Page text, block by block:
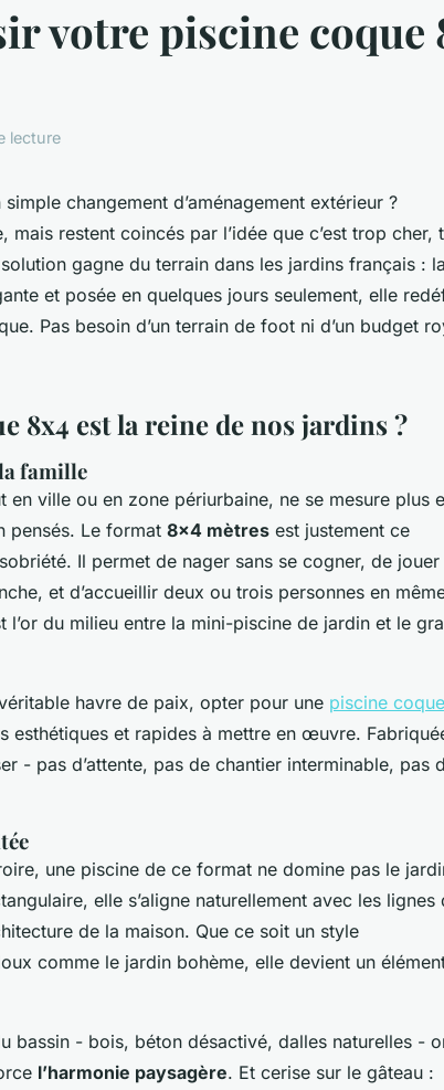
votre piscine coque
lecture
changement d’aménagement extérieur ?
mais restent coincés par l’idée que c’est trop cher,
gagne du terrain dans les jardins français : la
et posée en quelques jours seulement, elle
Pas besoin d’un terrain de foot ni d’un budget
8x4 est la reine de nos jardins ?
famille
en ville ou en zone périurbaine, ne se mesure plus
pensés. Le format 8x4 mètres est justement ce
Il permet de nager sans se cogner, de jouer
et d’accueillir deux ou trois personnes en
l’or du milieu entre la mini-piscine de jardin et le
havre de paix, opter pour une piscine coque
esthétiques et rapides à mettre en œuvre.
- pas d’attente, pas de chantier interminable, pas
une piscine de ce format ne domine pas le
elle s’aligne naturellement avec les lignes
de la maison. Que ce soit un style
comme le jardin bohème, elle devient un
bassin - bois, béton désactivé, dalles naturelles -
l’harmonie paysagère. Et cerise sur le gâteau :